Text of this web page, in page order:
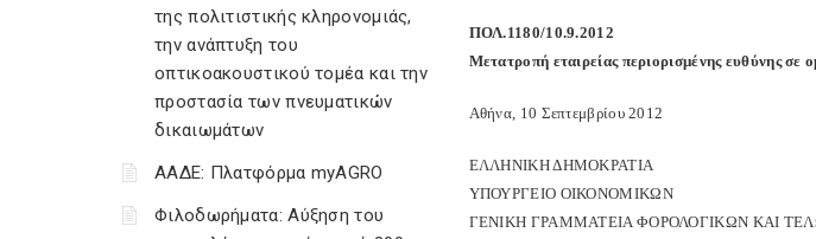
της πολιτιστικής κληρονομιάς,
την ανάπτυξη του
οπτικοακουστικού τομέα και την
προστασία των πνευματικών
δικαιωμάτων
ΑΑΔΕ: Πλατφόρμα myAGRO
Φιλοδωρήματα: Αύξηση του
ΠΟΛ.1180/10.9.2012
Μετατροπή εταιρείας περιορισμένης ευθύνης
Αθήνα, 10 Σεπτεμβρίου 2012
ΕΛΛΗΝΙΚΗ ΔΗΜΟΚΡΑΤΙΑ
ΥΠΟΥΡΓΕΙΟ ΟΙΚΟΝΟΜΙΚΩΝ
ΓΕΝΙΚΗ ΓΡΑΜΜΑΤΕΙΑ ΦΟΡΟΛΟΓΙΚΩΝ ΚΑΙ